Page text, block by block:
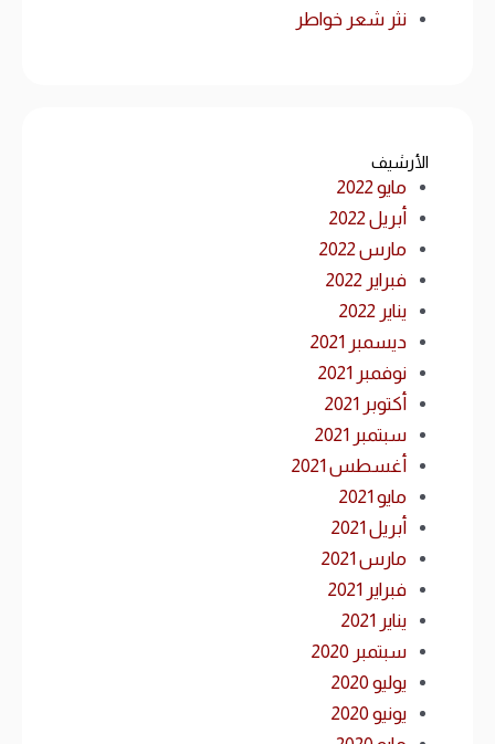
نثر شعر خواطر
الأرشيف
مايو 2022
أبريل 2022
مارس 2022
فبراير 2022
يناير 2022
ديسمبر 2021
نوفمبر 2021
أكتوبر 2021
سبتمبر 2021
أغسطس 2021
مايو 2021
أبريل 2021
مارس 2021
فبراير 2021
يناير 2021
سبتمبر 2020
يوليو 2020
يونيو 2020